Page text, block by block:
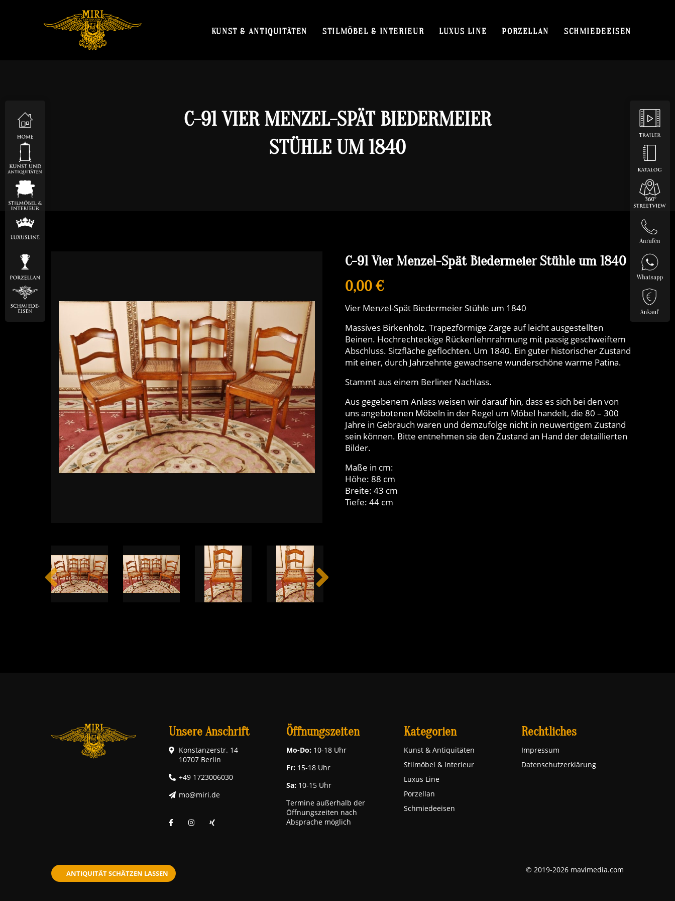
KUNST & ANTIQUITÄTEN STILMÖBEL & INTERIEUR LUXUS LINE PORZELLAN SCHMIEDEEISEN
C-91 VIER MENZEL-SPÄT BIEDERMEIER
STÜHLE UM 1840
C-91 Vier Menzel-Spät Biedermeier Stühle um 1840
0,00 €
Vier Menzel-Spät Biedermeier Stühle um 1840
Massives Birkenholz. Trapezförmige Zarge auf leicht ausgestellten
Beinen. Hochrechteckige Rückenlehnrahmung mit passig geschweiftem
Abschluss. Sitzfläche geflochten. Um 1840. Ein guter historischer Zustand
mit einer, durch Jahrzehnte gewachsene wunderschöne warme Patina.
Stammt aus einem Berliner Nachlass.
Aus gegebenem Anlass weisen wir darauf hin, dass es sich bei den von
uns angebotenen Möbeln in der Regel um Möbel handelt, die 80 – 300
Jahre in Gebrauch waren und demzufolge nicht in neuwertigem Zustand
sein können. Bitte entnehmen sie den Zustand an Hand der detaillierten
Bilder.
Maße in cm:
Höhe: 88 cm
Breite: 43 cm
Tiefe: 44 cm
Unsere Anschrift
Konstanzerstr. 14
10707 Berlin
+49 1723006030
mo@miri.de
Öffnungszeiten
Mo-Do: 10-18 Uhr
Fr: 15-18 Uhr
Sa: 10-15 Uhr
Termine außerhalb der
Öffnungszeiten nach
Absprache möglich
Kategorien
Kunst & Antiquitäten
Stilmöbel & Interieur
Luxus Line
Porzellan
Schmiedeeisen
Rechtliches
Impressum
Datenschutzerklärung
ANTIQUITÄT SCHÄTZEN LASSEN © 2019-2026 mavimedia.com